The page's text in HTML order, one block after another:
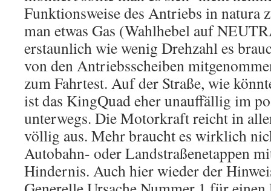
Funktionsweise des Antriebs in natura
man etwas Gas (Wahlhebel auf
erstaunlich wie wenig Drehzahl es
von den Antriebsscheiben
zum Fahrtest. Auf der Straße, wie
ist das KingQuad eher unauffällig im
unterwegs. Die Motorkraft reicht in
völlig aus. Mehr braucht es wirklich
Autobahn- oder Landstraßenetappen
Hindernis. Auch hier wieder der